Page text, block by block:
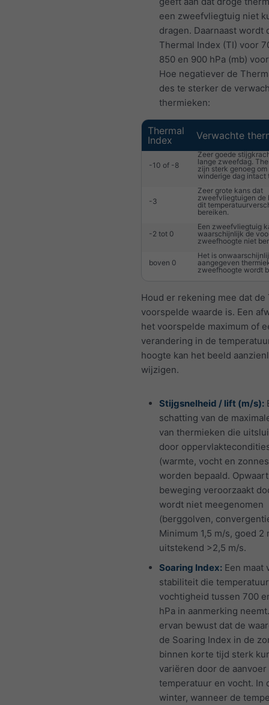
een zweefvliegtuig niet
dragen. Daarnaast wordt
Thermal Index (TI) voor
850 en 900 hPa (mb)
Hoe negatiever de
des te sterker de
thermieken:
Thermal
Index
Verwachte
-10 of -8
Zeer goede
lange zweefdag.
zijn sterk genoeg
winderige dag intact
-3
Zeer grote kans dat
zweefvliegtuigen de
dit
bereiken.
-2 tot 0
Een zweefvliegtuig
waarschijnlijk de
zweefhoogte niet
boven 0
Het is
aangegeven
zweefhoogte wordt
Houd er rekening mee dat de
voorspelde waarde is. Een
het voorspelde maximum of
verandering in de
hoogte kan het beeld
wijzigen.
Stijgsnelheid / lift (m/s):
schatting van de
van thermieken die
door
(warmte, vocht en
worden bepaald.
beweging veroorzaakt
wordt niet meegenomen
(berggolven,
Minimum 1,5 m/s, goed 2
uitstekend >2,5 m/s.
Soaring Index: Een maat
stabiliteit die
vochtigheid tussen 700
hPa in aanmerking
ervan bewust dat de
de Soaring Index in de
binnen korte tijd sterk
variëren door de aanvoer
temperatuur en vocht. In
winter, wanneer de